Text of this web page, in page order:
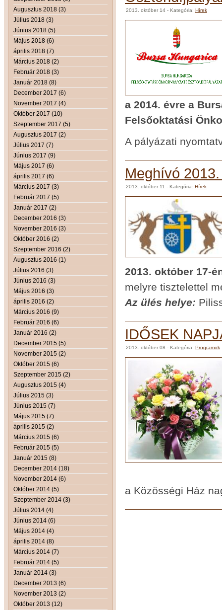
Augusztus 2018 (3)
Július 2018 (3)
Június 2018 (5)
Május 2018 (6)
április 2018 (7)
Március 2018 (2)
Február 2018 (3)
Január 2018 (8)
December 2017 (6)
November 2017 (4)
Október 2017 (10)
Szeptember 2017 (5)
Augusztus 2017 (2)
Július 2017 (7)
Június 2017 (9)
Május 2017 (6)
április 2017 (6)
Március 2017 (3)
Február 2017 (5)
Január 2017 (2)
December 2016 (3)
November 2016 (3)
Október 2016 (2)
Szeptember 2016 (2)
Augusztus 2016 (1)
Július 2016 (3)
Június 2016 (3)
Május 2016 (3)
április 2016 (2)
Március 2016 (9)
Február 2016 (6)
Január 2016 (2)
December 2015 (5)
November 2015 (2)
Október 2015 (6)
Szeptember 2015 (2)
Augusztus 2015 (4)
Július 2015 (3)
Június 2015 (7)
Május 2015 (7)
április 2015 (2)
Március 2015 (6)
Február 2015 (5)
Január 2015 (8)
December 2014 (18)
November 2014 (6)
Október 2014 (5)
Szeptember 2014 (3)
Július 2014 (4)
Június 2014 (6)
Május 2014 (4)
április 2014 (8)
Március 2014 (7)
Február 2014 (5)
Január 2014 (3)
December 2013 (6)
November 2013 (2)
Október 2013 (12)
2013. október 14 - Kategória: Hírek
a 2014. évre a
Felsőoktatási
A pályázati
Meghívó
2013. október 11 - Kategória: Hírek
2013. október 17-
melyre tisztelettel
Az ülés helye:
IDŐSEK
2013. október 08 - Kategória: Programok
a Közösségi Ház